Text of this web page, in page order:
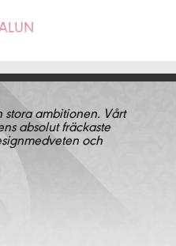
Tapet Alingsås 0322-
AB
ambitionen. Vårt
absolut fräckaste
och